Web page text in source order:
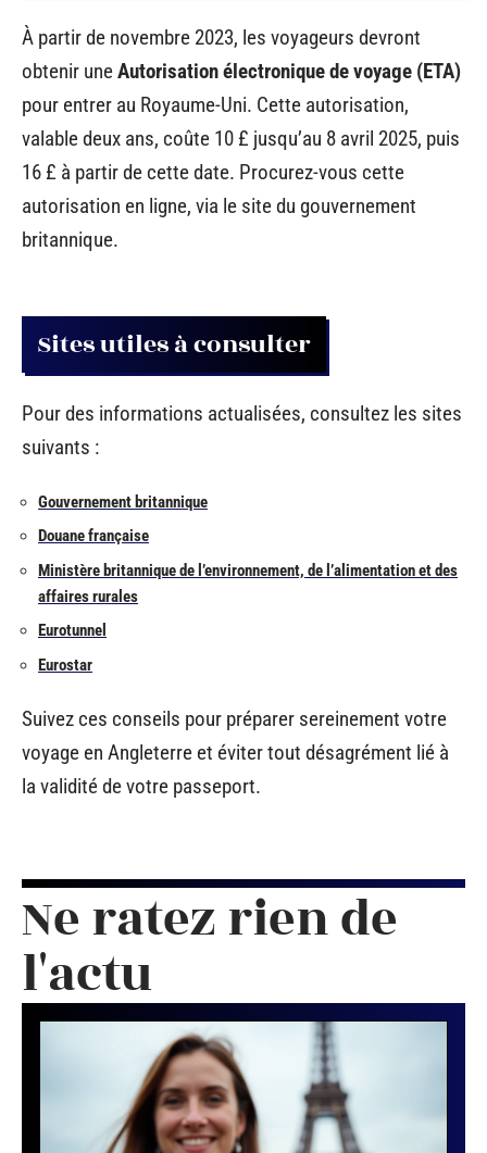
À partir de novembre 2023, les voyageurs devront
obtenir uneAutorisation électronique de voyage (ETA)
pour entrer au Royaume-Uni. Cette autorisation,
valable deux ans, coûte 10 £ jusqu’au 8 avril 2025, puis
16 £ à partir de cette date. Procurez-vous cette
autorisation en ligne, via le site du gouvernement
britannique.
Sites utiles à consulter
Pour des informations actualisées, consultez les sites
suivants :
Gouvernement britannique
Douane française
Ministère britannique de l’environnement, de l’alimentation et des
affaires rurales
Eurotunnel
Eurostar
Suivez ces conseils pour préparer sereinement votre
voyage en Angleterre et éviter tout désagrément lié à
la validité de votre passeport.
Ne ratez rien de
l'actu